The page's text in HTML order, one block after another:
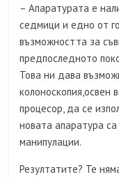
– Апаратурата е
седмици и едно от
възможността за
предпоследното
Това ни дава
колоноскопия,освен
процесор, да се
новата апаратура
манипулации.
Резултатите? Те